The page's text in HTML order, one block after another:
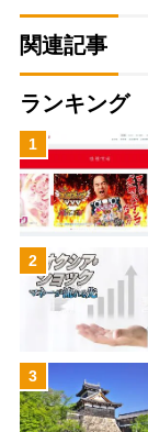
関連記事
ランキング
1
2
3